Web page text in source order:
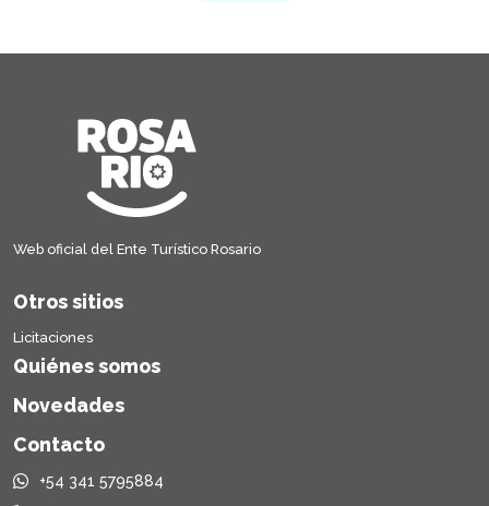
Web oficial del Ente Turístico Rosario
Otros sitios
Licitaciones
Quiénes somos
Novedades
Contacto
+54 341 5795884